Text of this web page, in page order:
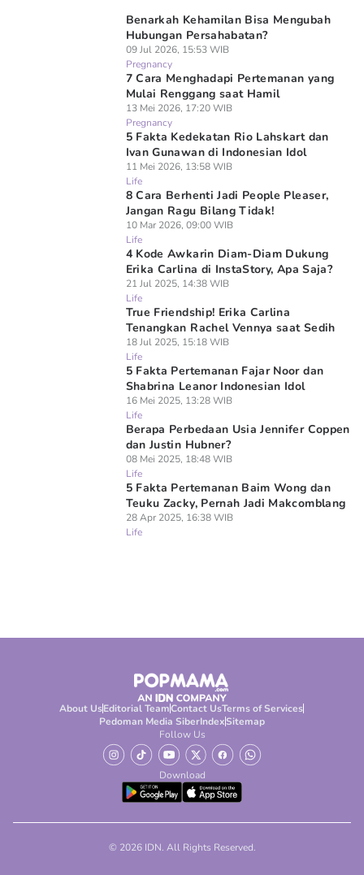
Benarkah Kehamilan Bisa Mengubah
Hubungan Persahabatan?
09 Jul 2026, 15:53 WIB
Pregnancy
7 Cara Menghadapi Pertemanan yang
Mulai Renggang saat Hamil
13 Mei 2026, 17:20 WIB
Pregnancy
5 Fakta Kedekatan Rio Lahskart dan
Ivan Gunawan di Indonesian Idol
11 Mei 2026, 13:58 WIB
Life
8 Cara Berhenti Jadi People Pleaser,
Jangan Ragu Bilang Tidak!
10 Mar 2026, 09:00 WIB
Life
4 Kode Awkarin Diam-Diam Dukung
Erika Carlina di InstaStory, Apa Saja?
21 Jul 2025, 14:38 WIB
Life
True Friendship! Erika Carlina
Tenangkan Rachel Vennya saat Sedih
18 Jul 2025, 15:18 WIB
Life
5 Fakta Pertemanan Fajar Noor dan
Shabrina Leanor Indonesian Idol
16 Mei 2025, 13:28 WIB
Life
Berapa Perbedaan Usia Jennifer Coppen
dan Justin Hubner?
08 Mei 2025, 18:48 WIB
Life
5 Fakta Pertemanan Baim Wong dan
Teuku Zacky, Pernah Jadi Makcomblang
28 Apr 2025, 16:38 WIB
Life
About UsEditorial TeamContact UsTerms of Services
Pedoman Media SiberIndexSitemap
Follow Us
Download
© 2026 IDN. All Rights Reserved.